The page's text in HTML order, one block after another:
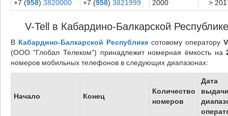
+7 (958) 3820000 +7 (958) 3821999 2000 >
V-Tell в Кабардино-Балкарской Республике
В Кабардино-Балкарской Республикесотовому оператору
(ООО "Глобал Телеком") принадлежит номерная ёмкость на
номеров мобильных телефонов в следующих диапазонах:
Начало Конец
Количество
номеров
Дата